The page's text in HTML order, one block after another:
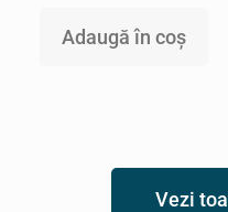
Adaugă în coș
Vezi